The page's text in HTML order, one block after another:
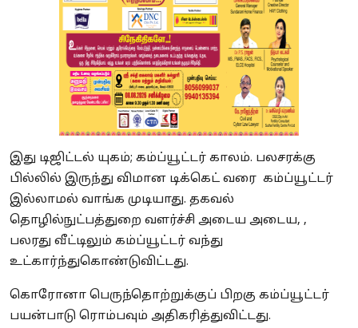
இது டிஜிட்டல் யுகம்; கம்ப்யூட்டர் காலம். பலசரக்கு
பில்லில் இருந்து விமான டிக்கெட் வரை கம்ப்யூட்டர்
இல்லாமல் வாங்க முடியாது. தகவல்
தொழில்நுட்பத்துறை வளர்ச்சி அடைய அடைய, ,
பலரது வீட்டிலும் கம்ப்யூட்டர் வந்து
உட்கார்ந்துகொண்டுவிட்டது.
கொரோனா பெருந்தொற்றுக்குப் பிறகு கம்ப்யூட்டர்
பயன்பாடு ரொம்பவும் அதிகரித்துவிட்டது.